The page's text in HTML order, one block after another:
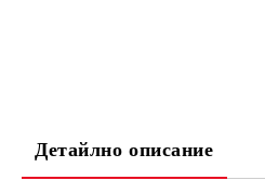
Детайлно описание